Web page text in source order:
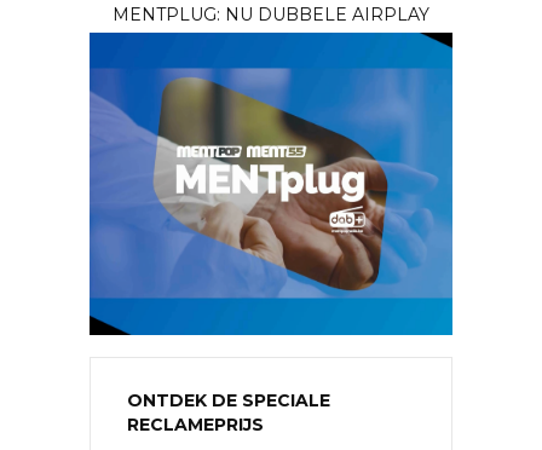
MENTPLUG: NU DUBBELE AIRPLAY
ONTDEK DE SPECIALE
RECLAMEPRIJS